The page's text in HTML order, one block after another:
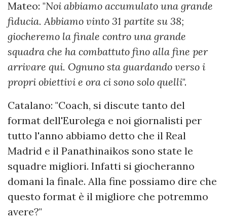
Mateo: "Noi abbiamo accumulato una grande
fiducia. Abbiamo vinto 31 partite su 38;
giocheremo la finale contro una grande
squadra che ha combattuto fino alla fine per
arrivare qui. Ognuno sta guardando verso i
propri obiettivi e ora ci sono solo quelli".
Catalano: "Coach, si discute tanto del
format dell'Eurolega e noi giornalisti per
tutto l'anno abbiamo detto che il Real
Madrid e il Panathinaikos sono state le
squadre migliori. Infatti si giocheranno
domani la finale. Alla fine possiamo dire che
questo format è il migliore che potremmo
avere?"